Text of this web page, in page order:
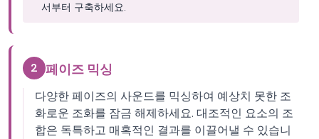
서부터 구축하세요.
2 페이즈 믹싱
다양한 페이즈의 사운드를 믹싱하여 예상치 못한 조
화로운 조화를 잠금 해제하세요. 대조적인 요소의 조
합은 독특하고 매혹적인 결과를 이끌어낼 수 있습니